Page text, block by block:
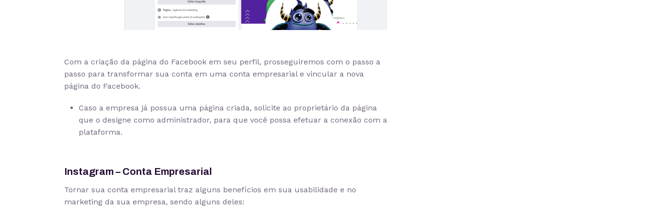
Com a criação da página do Facebook em seu perfil, prosseguiremos com o passo a
passo para transformar sua conta em uma conta empresarial e vincular a nova
página do Facebook.
Caso a empresa já possua uma página criada, solicite ao proprietário da página
que o designe como administrador, para que você possa efetuar a conexão com a
plataforma.
Instagram – Conta Empresarial
Tornar sua conta empresarial traz alguns benefícios em sua usabilidade e no
marketing da sua empresa, sendo alguns deles: